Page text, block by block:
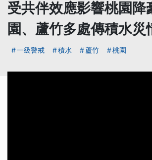
受共伴效應影響桃園降
園、蘆竹多處傳積水災
一級警戒 積水 蘆竹 桃園